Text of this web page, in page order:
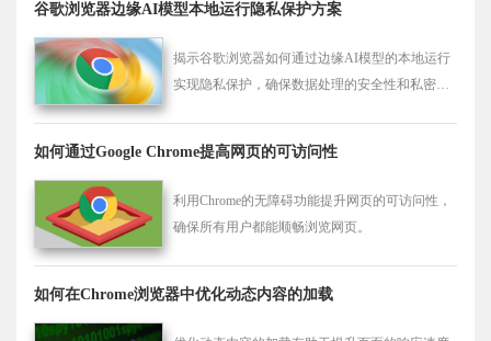
谷歌浏览器边缘AI模型本地运行隐私保护方案
揭示谷歌浏览器如何通过边缘AI模型的本地运行
实现隐私保护，确保数据处理的安全性和私密
如何通过Google Chrome提高网页的可访问性
利用Chrome的无障碍功能提升网页的可访问性，
确保所有用户都能顺畅浏览网页。
如何在Chrome浏览器中优化动态内容的加载